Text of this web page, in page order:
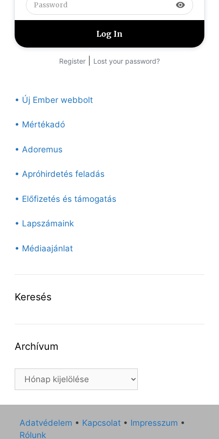
visibility
Register Lost your password?
• Új Ember webbolt
• Mértékadó
• Adoremus
• Apróhirdetés feladás
• Előfizetés és támogatás
• Lapszámaink
• Médiaajánlat
Keresés
Archívum
Archívum
Adatvédelem • Kapcsolat • Impresszum •
Rólunk